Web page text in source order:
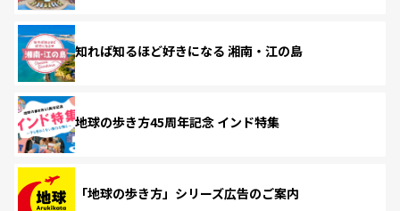
知れば知るほど好きになる 湘南・江の島
地球の歩き方45周年記念 インド特集
「地球の歩き方」シリーズ広告のご案内